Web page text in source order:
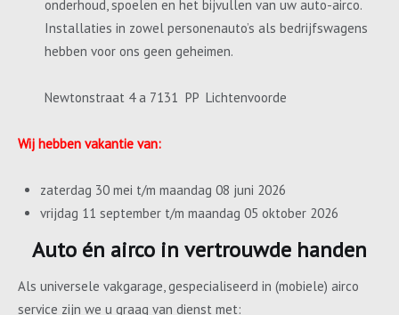
onderhoud, spoelen en het bijvullen van uw auto-airco.
Installaties in zowel personenauto’s als bedrijfswagens
hebben voor ons geen geheimen.
Newtonstraat 4 a 7131 PP Lichtenvoorde
Wij hebben vakantie van:
zaterdag 30 mei t/m maandag 08 juni 2026
vrijdag 11 september t/m maandag 05 oktober 2026
Auto én airco in vertrouwde handen
Als universele vakgarage, gespecialiseerd in (mobiele) airco
service zijn we u graag van dienst met: